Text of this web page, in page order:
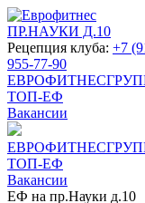
ПР.НАУКИ Д.10
Рецепция клуба: +7
955-77-90
ТОП-ЕФ
Вакансии
ТОП-ЕФ
Вакансии
ЕФ на пр.Науки д.10